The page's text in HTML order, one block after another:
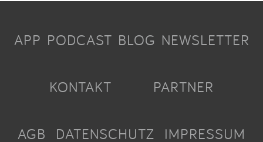
APP PODCAST BLOG NEWSLETTER
KONTAKT PARTNER
AGB DATENSCHUTZ IMPRESSUM